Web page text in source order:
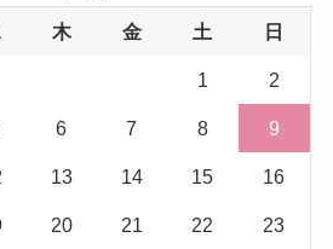
木 金 土 日
1 2
6 7 8 9
13 14 15 16
20 21 22 23